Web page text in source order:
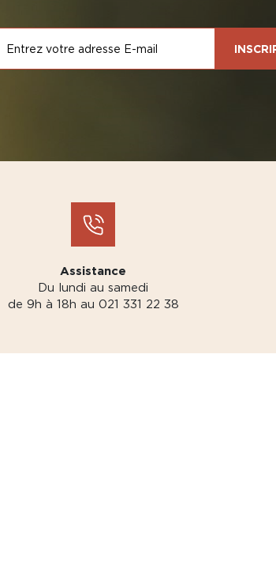
Assistance
Du lundi au samedi
de 9h à 18h au 021 331 22 38